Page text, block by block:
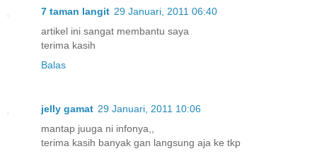
7 taman langit 29 Januari, 2011 06:40
artikel ini sangat membantu saya
terima kasih
Balas
jelly gamat 29 Januari, 2011 10:06
mantap juuga ni infonya,,
terima kasih banyak gan langsung aja ke tkp